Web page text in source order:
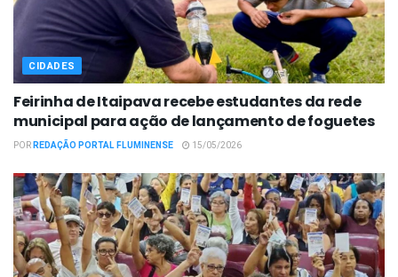
CIDADES
Feirinha de Itaipava recebe estudantes da rede
municipal para ação de lançamento de foguetes
PORREDAÇÃO PORTAL FLUMINENSE 15/05/2026